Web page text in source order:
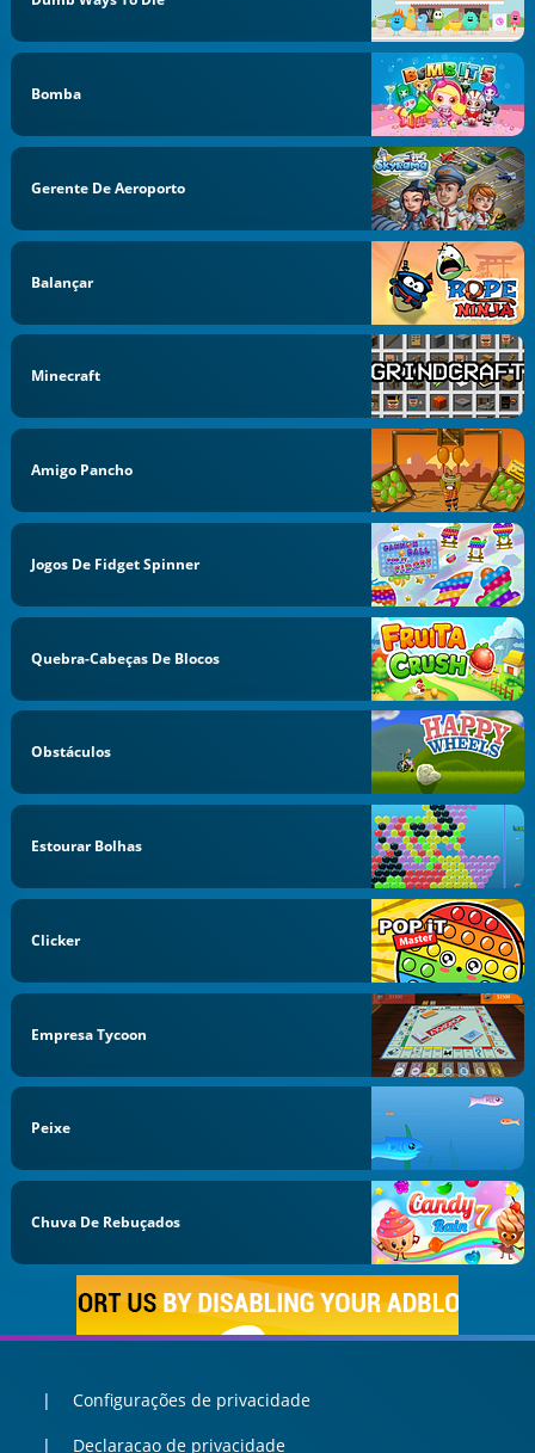
Bomba
Gerente De Aeroporto
Balançar
Minecraft
Amigo Pancho
Jogos De Fidget Spinner
Quebra-Cabeças De Blocos
Obstáculos
Estourar Bolhas
Clicker
Empresa Tycoon
Peixe
Chuva De Rebuçados
Configurações de privacidade
Declaracao de privacidade